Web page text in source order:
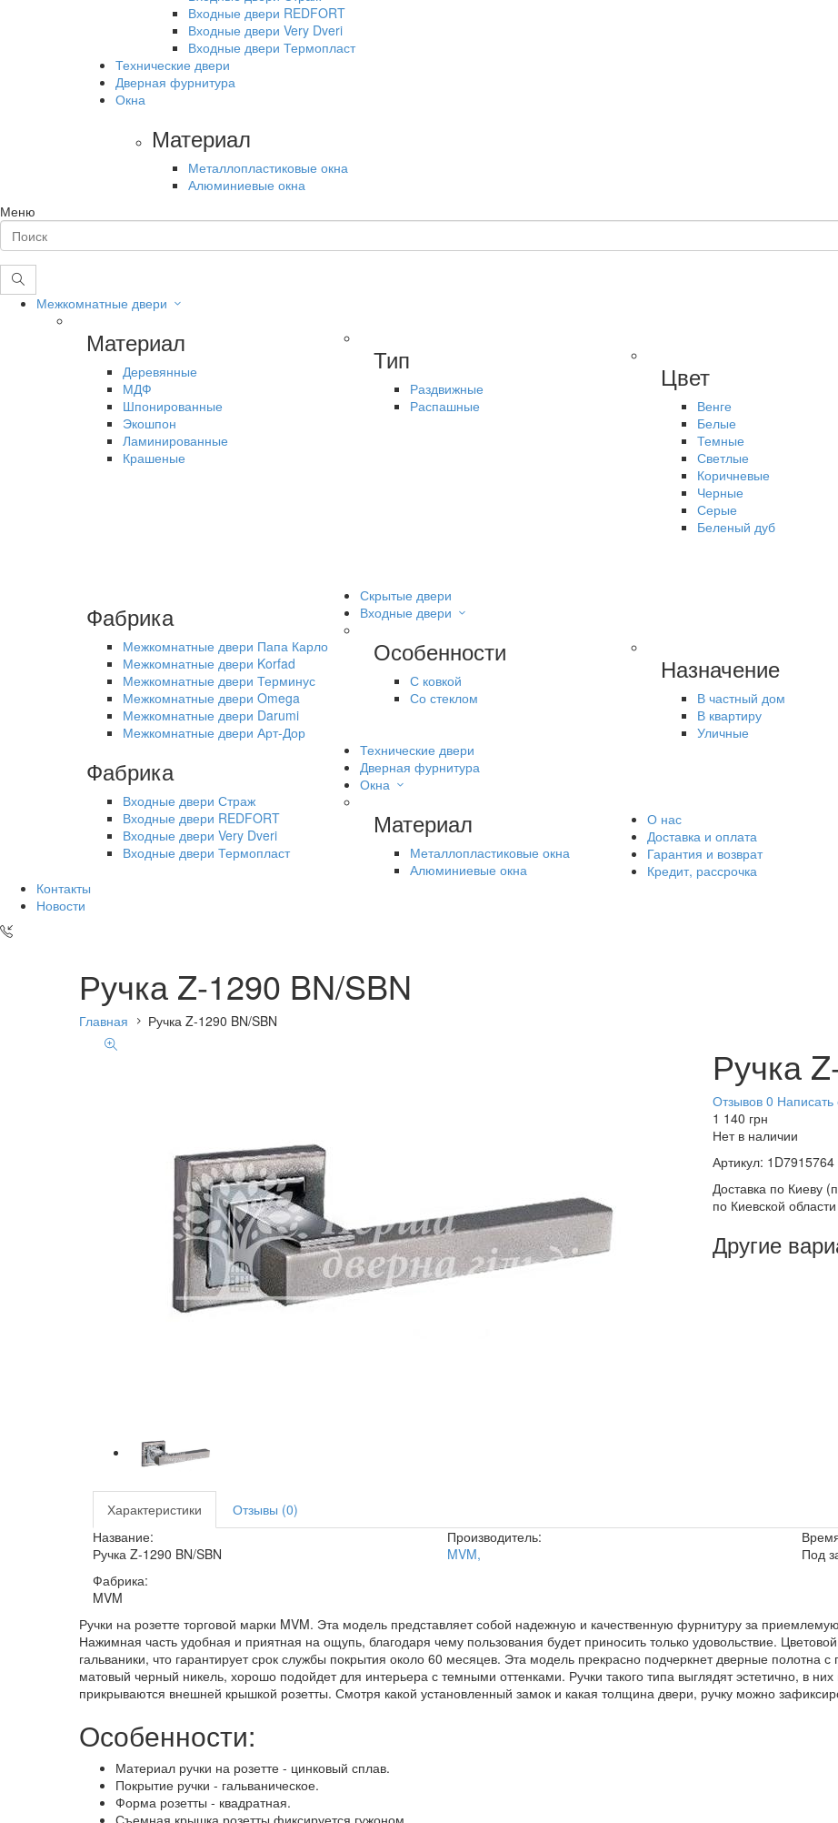
Входные двери REDFORT
Входные двери Very Dveri
Входные двери Термопласт
Технические двери
Дверная фурнитура
Окна
Материал
Металлопластиковые окна
Алюминиевые окна
Меню
Межкомнатные двери
Материал
Деревянные
МДФ
Шпонированные
Экошпон
Ламинированные
Крашеные
Тип
Раздвижные
Распашные
Цвет
Венге
Белые
Темные
Светлые
Коричневые
Черные
Серые
Беленый дуб
Фабрика
Межкомнатные двери Папа Карло
Межкомнатные двери Korfad
Межкомнатные двери Терминус
Межкомнатные двери Omega
Межкомнатные двери Darumi
Межкомнатные двери Арт-Дор
Скрытые двери
Входные двери
Особенности
С ковкой
Со стеклом
Назначение
В частный дом
В квартиру
Уличные
Фабрика
Входные двери Страж
Входные двери REDFORT
Входные двери Very Dveri
Входные двери Термопласт
Технические двери
Дверная фурнитура
Окна
Материал
Металлопластиковые окна
Алюминиевые окна
О нас
Доставка и оплата
Гарантия и возврат
Кредит, рассрочка
Контакты
Новости
Ручка Z-1290 BN/SBN
Главная Ручка Z-1290 BN/SBN
Ручка
Отзывов 0 Написать
1 140 грн
Нет в наличии
Артикул: 1D7915764
Доставка по Киеву
по Киевской
Другие
Характеристики
Отзывы (0)
Название:
Ручка Z-1290 BN/SBN
Производитель:
MVM,
Под
Фабрика:
MVM
Ручки на розетте торговой марки MVM. Эта модель представляет собой надежную и качественную фурнитуру за
Нажимная часть удобная и приятная на ощупь, благодаря чему пользования будет приносить только удовольствие.
гальваники, что гарантирует срок службы покрытия около 60 месяцев. Эта модель прекрасно подчеркнет дверные
матовый черный никель, хорошо подойдет для интерьера с темными оттенками. Ручки такого типа выглядят эстетично, в
прикрываются внешней крышкой розетты. Смотря какой установленный замок и какая толщина двери, ручку можно
Особенности:
Материал ручки на розетте - цинковый сплав.
Покрытие ручки - гальваническое.
Форма розетты - квадратная.
Съемная крышка розетты фиксируется гужоном.